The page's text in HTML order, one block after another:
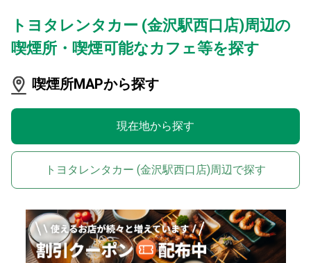
トヨタレンタカー (金沢駅西口店)周辺の
喫煙所・喫煙可能なカフェ等を探す
喫煙所MAPから探す
現在地から探す
トヨタレンタカー (金沢駅西口店)周辺で探す